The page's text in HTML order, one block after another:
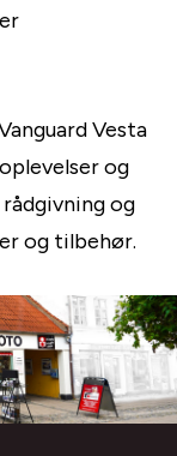
Vesta
og
og
og tilbehør.